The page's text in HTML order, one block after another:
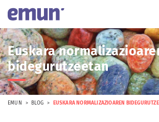
Euskara
bidegurutzeetan
EMUN BLOG EUSKARA NORMALIZAZIOAREN